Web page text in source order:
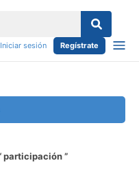
Iniciar sesión Regístrate
participación